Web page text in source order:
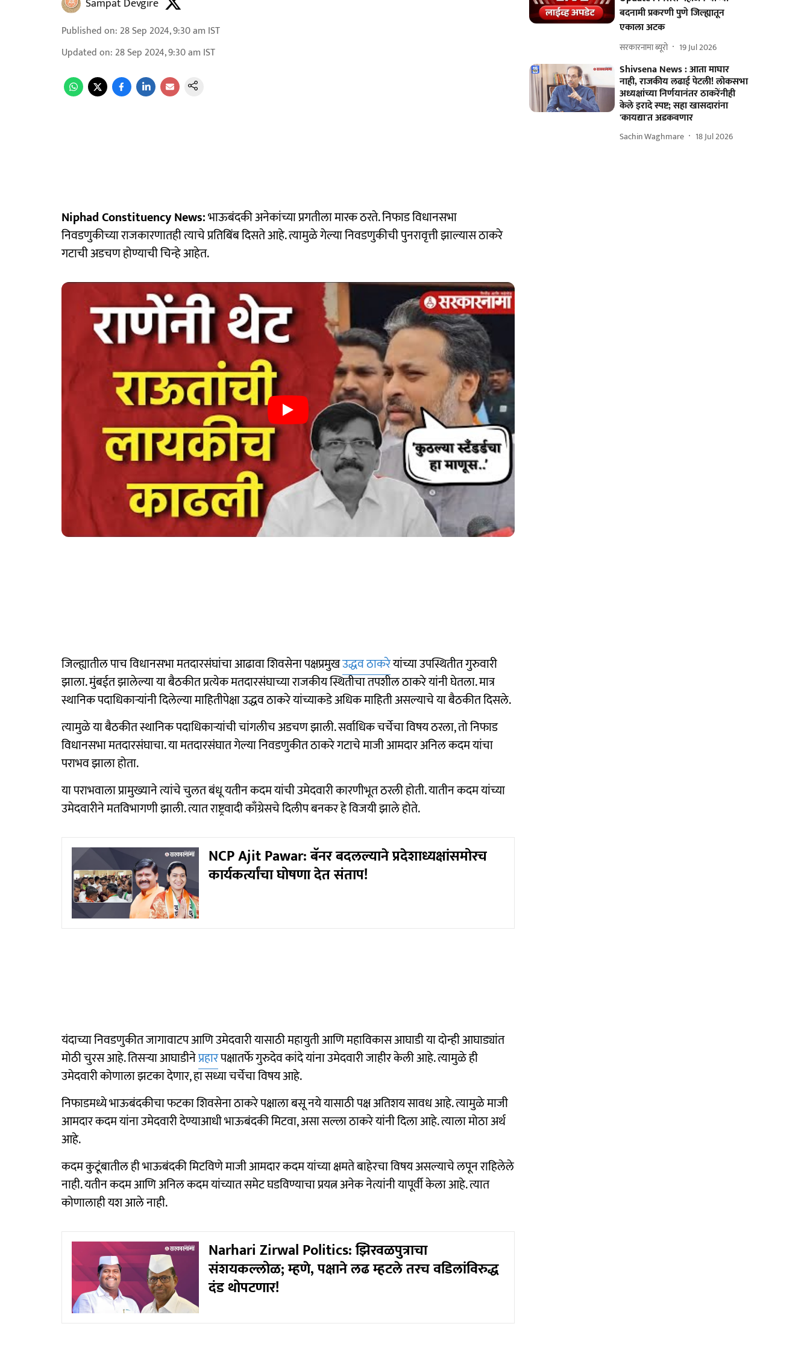
Sampat Devgire
Published on: 28 Sep 2024, 9:30 am IST
Updated on: 28 Sep 2024, 9:30 am IST
Niphad Constituency News:भाऊबंदकी अनेकांच्या प्रगतीला मारक ठरते. निफाड विधानसभा
निवडणुकीच्या राजकारणातही त्याचे प्रतिबिंब दिसते आहे. त्यामुळे गेल्या निवडणुकीची पुनरावृत्ती झाल्यास ठाकरे
गटाची अडचण होण्याची चिन्हे आहेत.
जिल्ह्यातील पाच विधानसभा मतदारसंघांचा आढावा शिवसेना पक्षप्रमुखउद्धव ठाकरेयांच्या उपस्थितीत गुरुवारी
झाला. मुंबईत झालेल्या या बैठकीत प्रत्येक मतदारसंघाच्या राजकीय स्थितीचा तपशील ठाकरे यांनी घेतला. मात्र
स्थानिक पदाधिकाऱ्यांनी दिलेल्या माहितीपेक्षा उद्धव ठाकरे यांच्याकडे अधिक माहिती असल्याचे या बैठकीत दिसले.
त्यामुळे या बैठकीत स्थानिक पदाधिकाऱ्यांची चांगलीच अडचण झाली. सर्वाधिक चर्चेचा विषय ठरला, तो निफाड
विधानसभा मतदारसंघाचा. या मतदारसंघात गेल्या निवडणुकीत ठाकरे गटाचे माजी आमदार अनिल कदम यांचा
पराभव झाला होता.
या पराभवाला प्रामुख्याने त्यांचे चुलत बंधू यतीन कदम यांची उमेदवारी कारणीभूत ठरली होती. यातीन कदम यांच्या
उमेदवारीने मतविभागणी झाली. त्यात राष्ट्रवादी काँग्रेसचे दिलीप बनकर हे विजयी झाले होते.
NCP Ajit Pawar: बॅनर बदलल्याने प्रदेशाध्यक्षांसमोरच
कार्यकर्त्यांचा घोषणा देत संताप!
यंदाच्या निवडणुकीत जागावाटप आणि उमेदवारी यासाठी महायुती आणि महाविकास आघाडी या दोन्ही आघाड्यांत
मोठी चुरस आहे. तिसऱ्या आघाडीनेप्रहारपक्षातर्फे गुरुदेव कांदे यांना उमेदवारी जाहीर केली आहे. त्यामुळे ही
उमेदवारी कोणाला झटका देणार, हा सध्या चर्चेचा विषय आहे.
निफाडमध्ये भाऊबंदकीचा फटका शिवसेना ठाकरे पक्षाला बसू नये यासाठी पक्ष अतिशय सावध आहे. त्यामुळे माजी
आमदार कदम यांना उमेदवारी देण्याआधी भाऊबंदकी मिटवा, असा सल्ला ठाकरे यांनी दिला आहे. त्याला मोठा अर्थ
आहे.
कदम कुटूंबातील ही भाऊबंदकी मिटविणे माजी आमदार कदम यांच्या क्षमते बाहेरचा विषय असल्याचे लपून राहिलेले
नाही. यतीन कदम आणि अनिल कदम यांच्यात समेट घडविण्याचा प्रयत्न अनेक नेत्यांनी यापूर्वी केला आहे. त्यात
कोणालाही यश आले नाही.
Narhari Zirwal Politics: झिरवळपुत्राचा
संशयकल्लोळ; म्हणे, पक्षाने लढ म्हटले तरच वडिलांविरुद्ध
दंड थोपटणार!
बदनामी प्रकरणी पुणे जिल्ह्यातून
एकाला अटक
सरकारनामा ब्यूरो 19 Jul 2026
Shivsena News : आता माघार
नाही, राजकीय लढाई पेटली! लोकसभा
अध्यक्षांच्या निर्णयानंतर ठाकरेंनीही
केले इरादे स्पष्ट; सहा खासदारांना
'कायद्या'त अडकवणार
Sachin Waghmare 18 Jul 2026